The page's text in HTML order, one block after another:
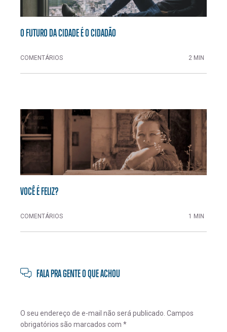
O FUTURO DA CIDADE É O CIDADÃO
COMENTÁRIOS 2 MIN
VOCÊ É FELIZ?
COMENTÁRIOS 1 MIN
FALA PRA GENTE O QUE ACHOU
O seu endereço de e-mail não será publicado. Campos
obrigatórios são marcados com *